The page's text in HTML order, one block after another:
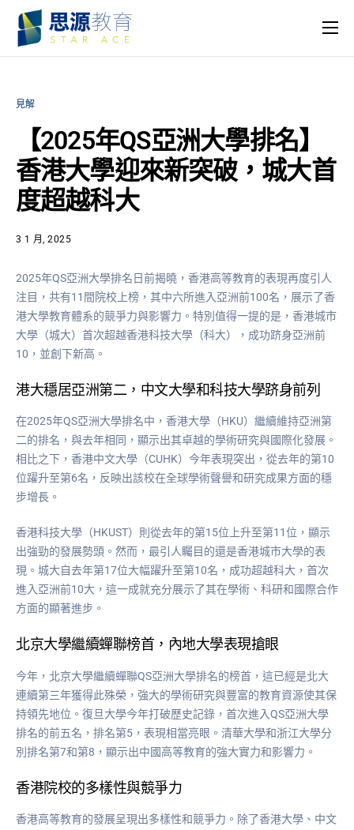
主頁
思源專欄
關於我們
見解
【2025年QS亞洲大學排名】
香港大學迎來新突破，城大首
度超越科大
3 1 月, 2025
2025年QS亞洲大學排名日前揭曉，香港高等教育的表現再度引人
注目，共有11間院校上榜，其中六所進入亞洲前100名，展示了香
港大學教育體系的競爭力與影響力。特別值得一提的是，香港城市
大學（城大）首次超越香港科技大學（科大），成功跻身亞洲前
10，並創下新高。
港大穩居亞洲第二，中文大學和科技大學跻身前列
在2025年QS亞洲大學排名中，香港大學（HKU）繼續維持亞洲第
二的排名，與去年相同，顯示出其卓越的學術研究與國際化發展。
相比之下，香港中文大學（CUHK）今年表現突出，從去年的第10
位躍升至第6名，反映出該校在全球學術聲譽和研究成果方面的穩
步增長。
香港科技大學（HKUST）則從去年的第15位上升至第11位，顯示
出強勁的發展勢頭。然而，最引人矚目的還是香港城市大學的表
現。城大自去年第17位大幅躍升至第10名，成功超越科大，首次
進入亞洲前10大，這一成就充分展示了其在學術、科研和國際合作
方面的顯著進步。
北京大學繼續蟬聯榜首，內地大學表現搶眼
今年，北京大學繼續蟬聯QS亞洲大學排名的榜首，這已經是北大
連續第三年獲得此殊榮，強大的學術研究與豐富的教育資源使其保
持領先地位。復旦大學今年打破歷史記錄，首次進入QS亞洲大學
排名的前五名，排名第5，表現相當亮眼。清華大學和浙江大學分
別排名第7和第8，顯示出中國高等教育的強大實力和影響力。
香港院校的多樣性與競爭力
香港高等教育的發展呈現出多樣性和競爭力。除了香港大學、中文